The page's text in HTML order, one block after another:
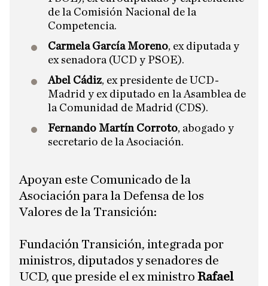
de la Comisión Nacional de la
Competencia.
Carmela García Moreno, ex diputada y
ex senadora (UCD y PSOE).
Abel Cádiz, ex presidente de UCD-
Madrid y ex diputado en la Asamblea de
la Comunidad de Madrid (CDS).
Fernando Martín Corroto, abogado y
secretario de la Asociación.
Apoyan este Comunicado de la
Asociación para la Defensa de los
Valores de la Transición:
Fundación Transición, integrada por
ministros, diputados y senadores de
UCD, que preside el ex ministro Rafael